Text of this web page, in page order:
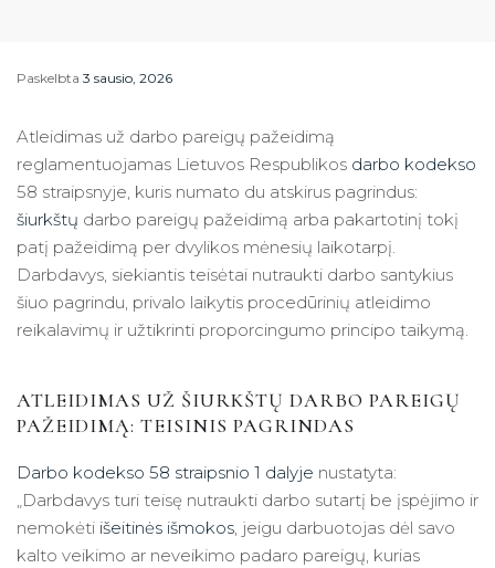
Paskelbta 3 sausio, 2026
Atleidimas už darbo pareigų pažeidimą
reglamentuojamas Lietuvos Respublikos darbo kodekso
58 straipsnyje, kuris numato du atskirus pagrindus:
šiurkštų darbo pareigų pažeidimą arba pakartotinį tokį
patį pažeidimą per dvylikos mėnesių laikotarpį.
Darbdavys, siekiantis teisėtai nutraukti darbo santykius
šiuo pagrindu, privalo laikytis procedūrinių atleidimo
reikalavimų ir užtikrinti proporcingumo principo taikymą.
ATLEIDIMAS UŽ ŠIURKŠTŲ DARBO PAREIGŲ
PAŽEIDIMĄ: TEISINIS PAGRINDAS
Darbo kodekso 58 straipsnio 1 dalyje nustatyta:
„Darbdavys turi teisę nutraukti darbo sutartį be įspėjimo ir
nemokėti išeitinės išmokos, jeigu darbuotojas dėl savo
kalto veikimo ar neveikimo padaro pareigų, kurias